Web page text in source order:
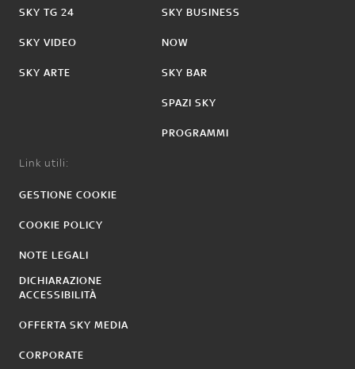
SKY TG 24
SKY VIDEO
SKY ARTE
SKY BUSINESS
NOW
SKY BAR
SPAZI SKY
PROGRAMMI
Link utili:
GESTIONE COOKIE
COOKIE POLICY
NOTE LEGALI
DICHIARAZIONE
ACCESSIBILITÀ
OFFERTA SKY MEDIA
CORPORATE